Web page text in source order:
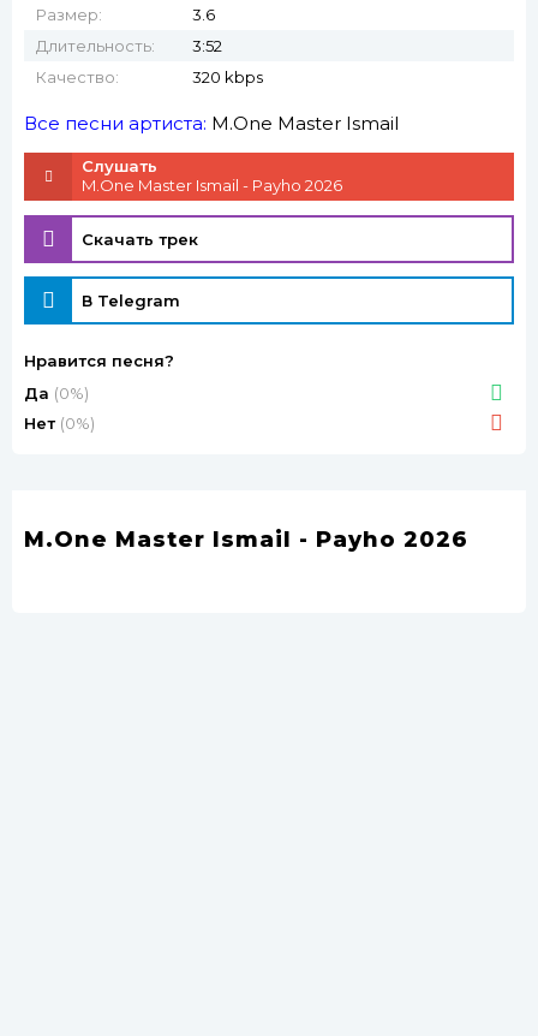
Размер:
3.6
Длительность:
3:52
Качество:
320 kbps
Все песни артиста: M.One Master Ismail
Слушать
M.One Master Ismail - Payho 2026
Скачать трек
В Telegram
Нравится песня?
Да (0%)
Нет (0%)
M.One Master Ismail - Payho 2026